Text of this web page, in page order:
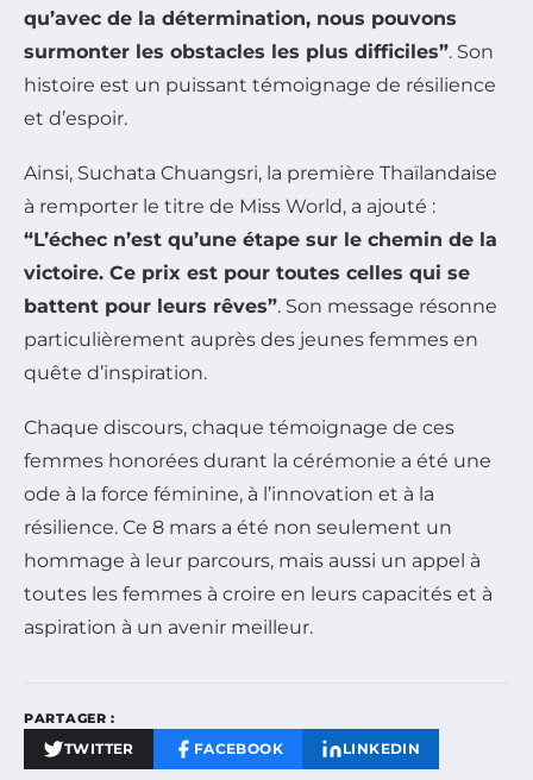
qu’avec de la détermination, nous pouvons
surmonter les obstacles les plus difficiles”. Son
histoire est un puissant témoignage de résilience
et d’espoir.
Ainsi, Suchata Chuangsri, la première Thaïlandaise
à remporter le titre de Miss World, a ajouté :
“L’échec n’est qu’une étape sur le chemin de la
victoire. Ce prix est pour toutes celles qui se
battent pour leurs rêves”. Son message résonne
particulièrement auprès des jeunes femmes en
quête d’inspiration.
Chaque discours, chaque témoignage de ces
femmes honorées durant la cérémonie a été une
ode à la force féminine, à l’innovation et à la
résilience. Ce 8 mars a été non seulement un
hommage à leur parcours, mais aussi un appel à
toutes les femmes à croire en leurs capacités et à
aspiration à un avenir meilleur.
PARTAGER :
TWITTER FACEBOOK LINKEDIN